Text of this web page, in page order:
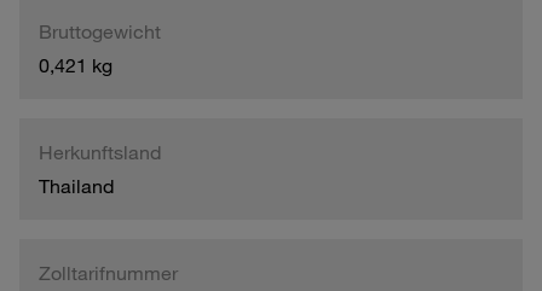
Bruttogewicht
0,421 kg
Herkunftsland
Thailand
Zolltarifnummer